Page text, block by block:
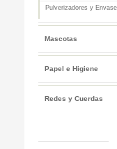
Pulverizadores y
Mascotas
Papel e Higiene
Redes y Cuerdas